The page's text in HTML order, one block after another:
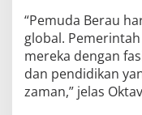
“Pemuda Berau
global.
mereka dengan
dan pendidikan
zaman,” jelas